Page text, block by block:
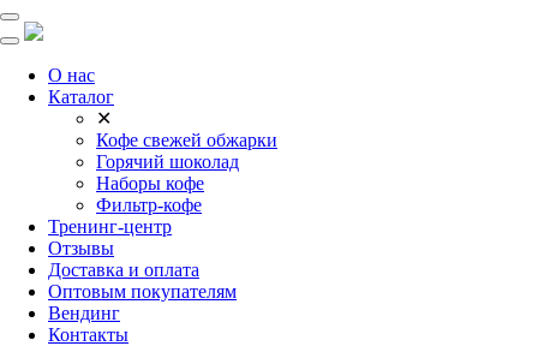
О нас
Каталог
✕
Кофе свежей обжарки
Горячий шоколад
Наборы кофе
Фильтр-кофе
Тренинг-центр
Отзывы
Доставка и оплата
Оптовым покупателям
Вендинг
Контакты